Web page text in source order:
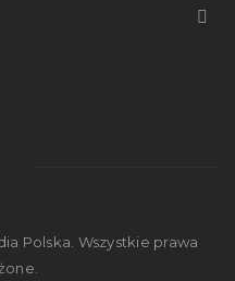
Polska. Wszystkie prawa